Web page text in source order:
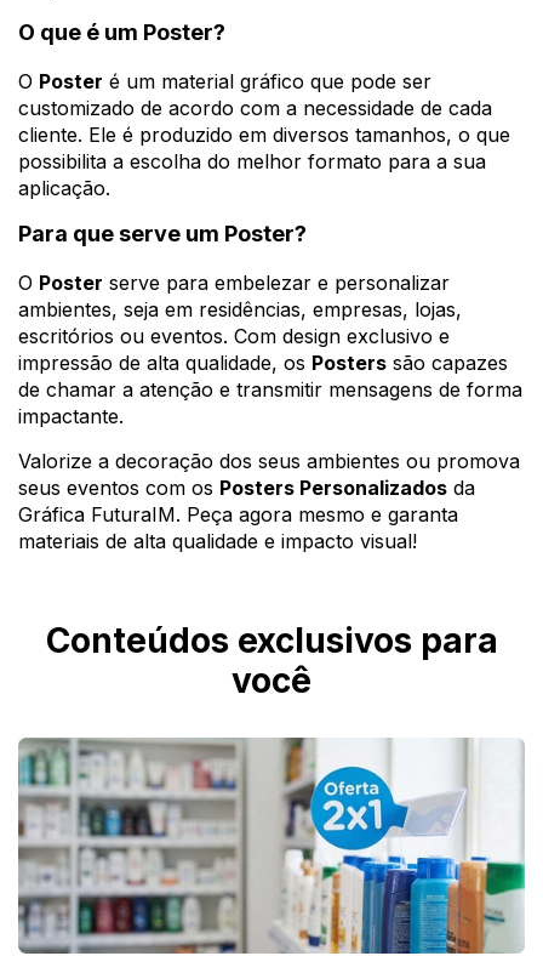
O que é um Poster?
O Poster é um material gráfico que pode ser
customizado de acordo com a necessidade de cada
cliente. Ele é produzido em diversos tamanhos, o que
possibilita a escolha do melhor formato para a sua
aplicação.
Para que serve um Poster?
O Poster serve para embelezar e personalizar
ambientes, seja em residências, empresas, lojas,
escritórios ou eventos. Com design exclusivo e
impressão de alta qualidade, os Posters são capazes
de chamar a atenção e transmitir mensagens de forma
impactante.
Valorize a decoração dos seus ambientes ou promova
seus eventos com os Posters Personalizados da
Gráfica FuturaIM. Peça agora mesmo e garanta
materiais de alta qualidade e impacto visual!
Conteúdos exclusivos para
você